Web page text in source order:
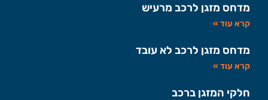
מדחס מזגן לרכב מרעיש
קרא עוד »
מדחס מזגן לרכב לא עובד
קרא עוד »
חלקי המזגן ברכב